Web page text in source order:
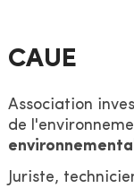
CAUE
Association
de
Juriste,